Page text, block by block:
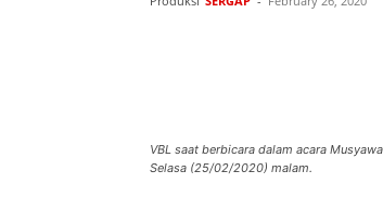
VBL saat berbicara dalam acara
Selasa (25/02/2020) malam.